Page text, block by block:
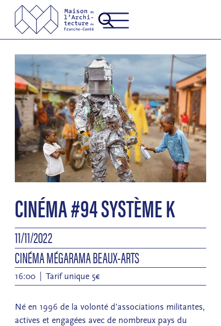
CINÉMA #94 SYSTÈME K
11/11/2022
CINÉMA MÉGARAMA BEAUX-ARTS
16:00 Tarif unique 5€
Né en 1996 de la volonté d’associations militantes,
actives et engagées avec de nombreux pays du